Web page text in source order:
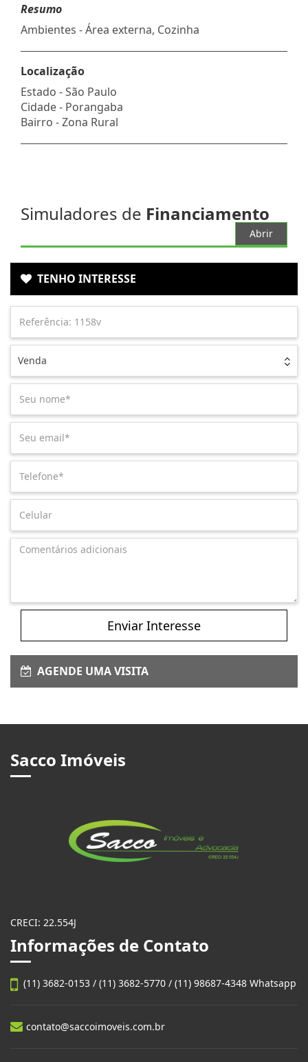
Resumo
Ambientes - Área externa, Cozinha
Localização
Estado -São Paulo
Cidade - Porangaba
Bairro -Zona Rural
Simuladores de Financiamento
Abrir
TENHO INTERESSE
Venda
Enviar Interesse
AGENDE UMA VISITA
Sacco Imóveis
CRECI: 22.554J
Informações de Contato
(11) 3682-0153 / (11) 3682-5770 / (11) 98687-4348 Whatsapp
contato@saccoimoveis.com.br